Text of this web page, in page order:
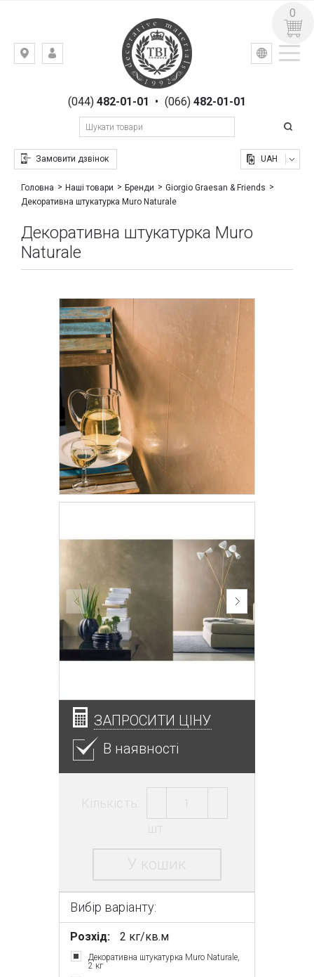
Київ,
Гоголівська,(044)482-01-01 • (066) 482-01-01
Замовити дзвінок
УКР РУС
UAH
0
Головна Наші товари Бренди
Giorgio Graesan & Friends
Декоративна штукатурка Muro Naturale
Декоративна штукатурка Muro
Naturale
ЗАПРОСИТИ ЦІНУ
В наявності
Кількість:
шт.
У кошик
Вибір варіанту:
Розхід: 2 кг/кв.м
Декоративна штукатурка Muro Naturale,
2 кг